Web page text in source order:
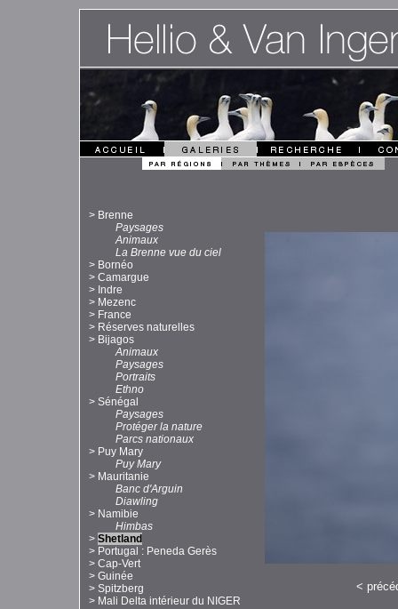
> Brenne
Paysages
Animaux
La Brenne vue du ciel
> Bornéo
> Camargue
> Indre
> Mezenc
> France
> Réserves naturelles
> Bijagos
Animaux
Paysages
Portraits
Ethno
> Sénégal
Paysages
Protéger la nature
Parcs nationaux
> Puy Mary
Puy Mary
> Mauritanie
Banc d'Arguin
Diawling
> Namibie
Himbas
> Shetland
> Portugal : Peneda Gerès
> Cap-Vert
> Guinée
> Spitzberg
> Mali Delta intérieur du NIGER
<